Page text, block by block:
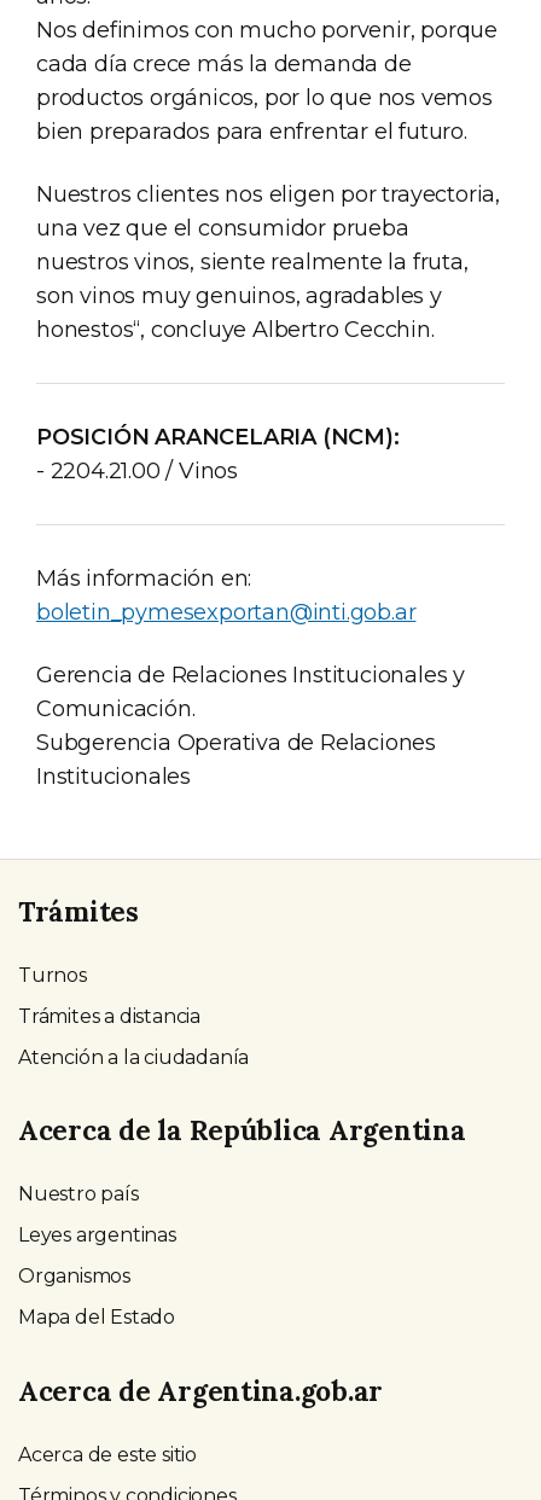
Nos definimos con mucho porvenir, porque
cada día crece más la demanda de
productos orgánicos, por lo que nos vemos
bien preparados para enfrentar el futuro.
Nuestros clientes nos eligen por trayectoria,
una vez que el consumidor prueba
nuestros vinos, siente realmente la fruta,
son vinos muy genuinos, agradables y
honestos“, concluye Albertro Cecchin.
POSICIÓN ARANCELARIA (NCM):
- 2204.21.00 / Vinos
Más información en:
boletin_pymesexportan@inti.gob.ar
Gerencia de Relaciones Institucionales y
Comunicación.
Subgerencia Operativa de Relaciones
Institucionales
Trámites
Turnos
Trámites a distancia
Atención a la ciudadanía
Acerca de la República Argentina
Nuestro país
Leyes argentinas
Organismos
Mapa del Estado
Acerca de Argentina.gob.ar
Acerca de este sitio
Términos y condiciones